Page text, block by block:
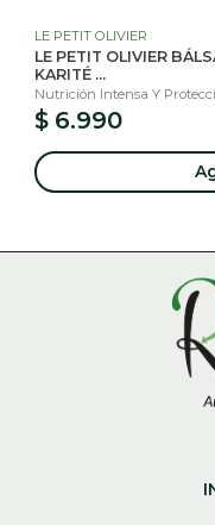
LE PETIT OLIVIER
LE PETIT OLIVIER
KARITÉ ...
Nutrición Intensa Y
$ 6.990